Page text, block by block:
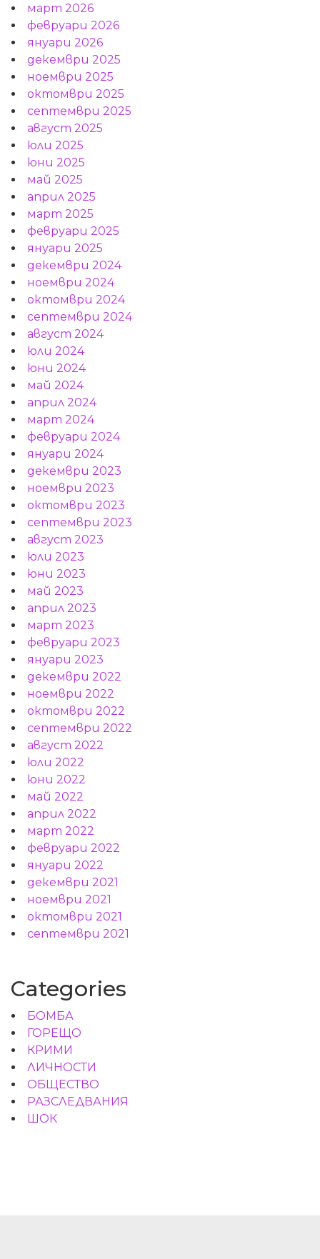
март 2026
февруари 2026
януари 2026
декември 2025
ноември 2025
октомври 2025
септември 2025
август 2025
юли 2025
юни 2025
май 2025
април 2025
март 2025
февруари 2025
януари 2025
декември 2024
ноември 2024
октомври 2024
септември 2024
август 2024
юли 2024
юни 2024
май 2024
април 2024
март 2024
февруари 2024
януари 2024
декември 2023
ноември 2023
октомври 2023
септември 2023
август 2023
юли 2023
юни 2023
май 2023
април 2023
март 2023
февруари 2023
януари 2023
декември 2022
ноември 2022
октомври 2022
септември 2022
август 2022
юли 2022
юни 2022
май 2022
април 2022
март 2022
февруари 2022
януари 2022
декември 2021
ноември 2021
октомври 2021
септември 2021
Categories
БОМБА
ГОРЕЩО
КРИМИ
ЛИЧНОСТИ
ОБЩЕСТВО
РАЗСЛЕДВАНИЯ
ШОК